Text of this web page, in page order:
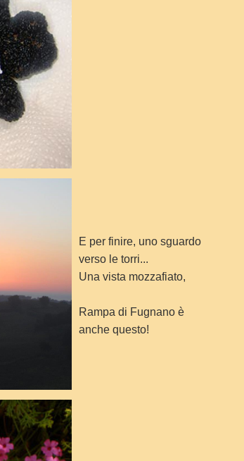
E per finire, uno sguardo
verso le torri...
Una vista mozzafiato,
Rampa di Fugnano è
anche questo!